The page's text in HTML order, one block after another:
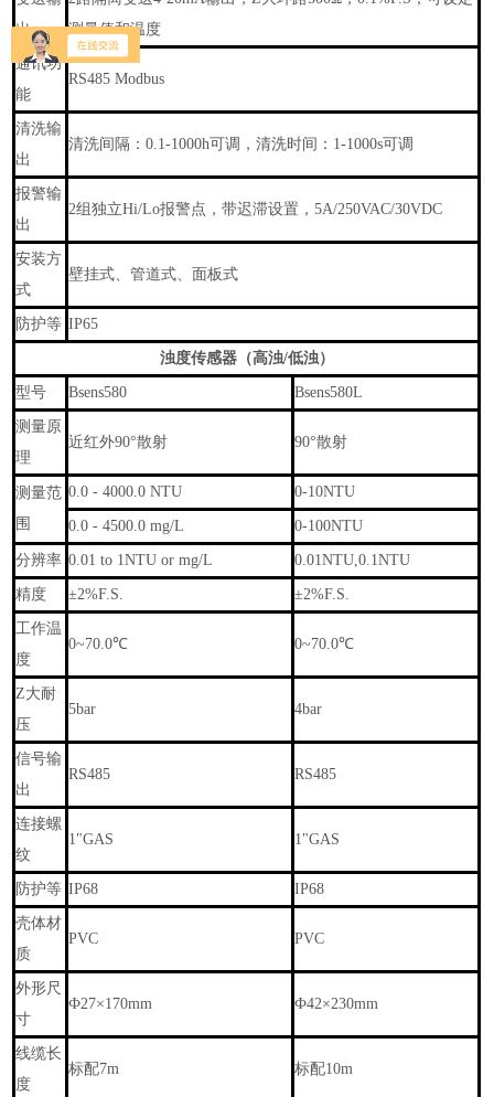
出
测量值和温度
通讯功
能
RS485 Modbus
清洗输
出
清洗间隔：0.1-1000h可调，清洗时间：1-1000s可调
报警输
出
2组独立Hi/Lo报警点，带迟滞设置，5A/250VAC/30VDC
安装方
式
壁挂式、管道式、面板式
防护等 IP65
浊度传感器（高浊/低浊）
型号 Bsens580 Bsens580L
测量原
理
近红外90°散射 90°散射
测量范
围
0.0 - 4000.0 NTU 0-10NTU
0.0 - 4500.0 mg/L 0-100NTU
分辨率 0.01 to 1NTU or mg/L 0.01NTU,0.1NTU
精度 ±2%F.S. ±2%F.S.
工作温
度
0~70.0℃ 0~70.0℃
Z大耐
压
5bar 4bar
信号输
出
RS485 RS485
连接螺
纹
1"GAS 1"GAS
防护等 IP68 IP68
壳体材
质
PVC PVC
外形尺
寸
Ф27×170mm Ф42×230mm
线缆长
度
标配7m 标配10m